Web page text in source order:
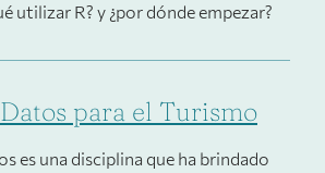
utilizar R? y ¿por dónde empezar?
para el Turismo
es una disciplina que ha brindado